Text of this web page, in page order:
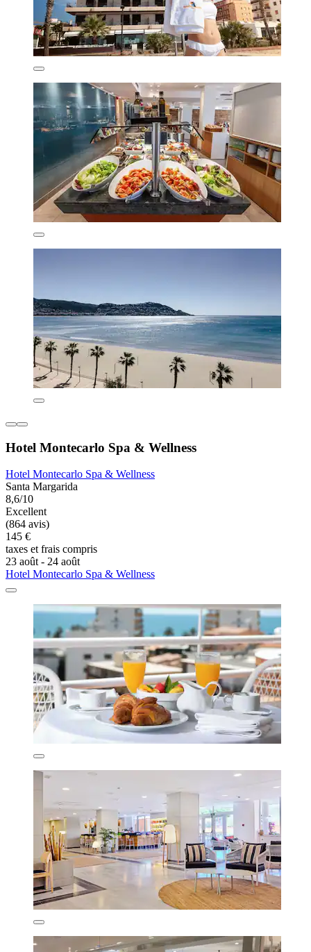
Hotel Montecarlo Spa & Wellness
Hotel Montecarlo Spa & Wellness
Santa Margarida
8,6/10
Excellent
(864 avis)
145 €
taxes et frais compris
23 août - 24 août
Hotel Montecarlo Spa & Wellness